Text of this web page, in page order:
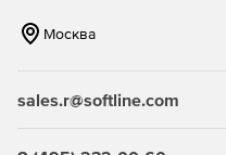
Добавление водяных
Москва
sales.r@softline.com